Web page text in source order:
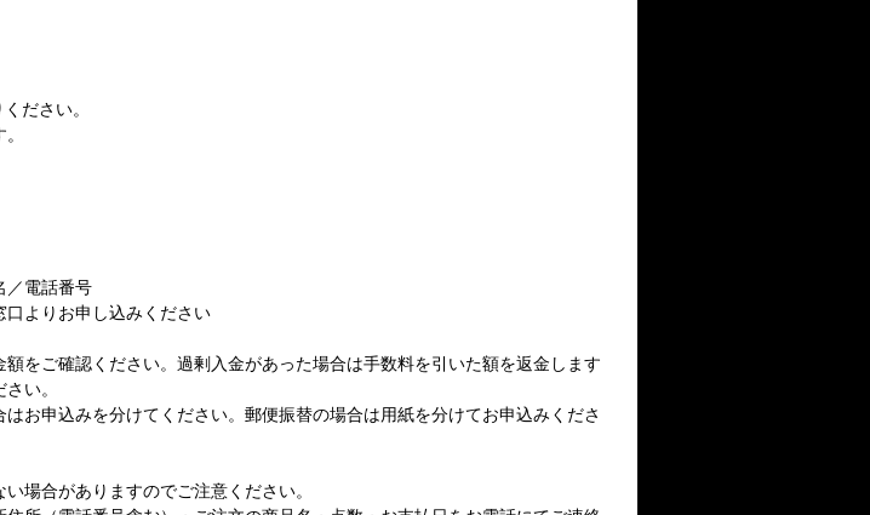
ださい。
／電話番号
よりお申し込みください
をご確認ください。過剰入金があった場合は手数料を引いた額を返金します
い。
お申込みを分けてください。郵便振替の場合は用紙を分けてお申込みくださ
場合がありますのでご注意ください。